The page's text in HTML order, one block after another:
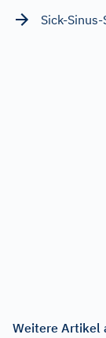
Sick-
Weitere Artikel